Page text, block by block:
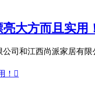
大方而且实用
司和江西尚派家居有
